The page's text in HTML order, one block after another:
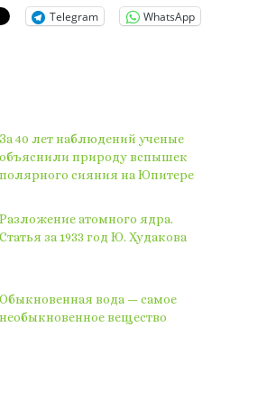
Telegram WhatsApp
За 40 лет наблюдений ученые
объяснили природу вспышек
полярного сияния на Юпитере
Разложение атомного ядра.
Статья за 1933 год Ю. Худакова
Обыкновенная вода — самое
необыкновенное вещество